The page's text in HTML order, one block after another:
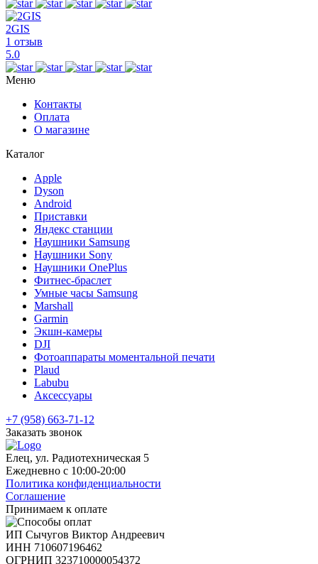
2GIS
1 отзыв
5.0
Меню
Контакты
Оплата
О магазине
Каталог
Apple
Dyson
Android
Приставки
Яндекс станции
Наушники Samsung
Наушники Sony
Наушники OnePlus
Фитнес-браслет
Умные часы Samsung
Marshall
Garmin
Экшн-камеры
DJI
Фотоаппараты моментальной печати
Plaud
Labubu
Аксессуары
+7 (958) 663-71-12
Заказать звонок
Елец, ул. Радиотехническая 5
Ежедневно с 10:00-20:00
Политика конфиденциальности
Соглашение
Принимаем к оплате
ИП Сычугов Виктор Андреевич
ИНН 710607196462
ОГРНИП 323710000054372